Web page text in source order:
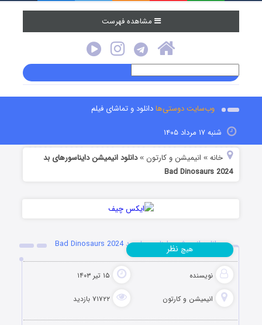
مشاهده فهرست
وب‌سایت دوستی‌هادانلود و تماشای فیلم
شنبه ۱۷ مرداد ۱۴۰۵
خانه » انیمیشن و کارتون »دانلود انیمیشن دایناسورهای بد
Bad Dinosaurs 2024
دانلود انیمیشن دایناسورهای بد Bad Dinosaurs 2024
نویسنده ۱۵ تیر ۱۴۰۳
انیمیشن و کارتون ۷۱۷۲۲ بازدید
هیچ نظر